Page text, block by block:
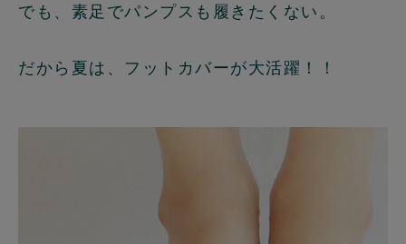
でも、素足でパンプスも履きたくない。
だから夏は、フットカバーが大活躍！！